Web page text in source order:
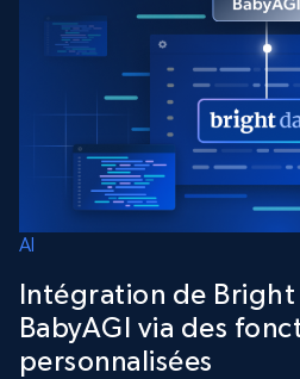
AI
Intégration de Bright
BabyAGI via des
personnalisées